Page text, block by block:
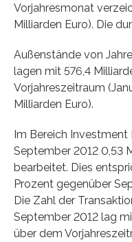
Vorjahresmonat
Milliarden Euro). Die
Außenstände von
lagen mit 576,4
Vorjahreszeitraum
Milliarden Euro).
Im Bereich Investment
September 2012 0,53
bearbeitet. Dies
Prozent gegenüber
Die Zahl der
September 2012 lag
über dem